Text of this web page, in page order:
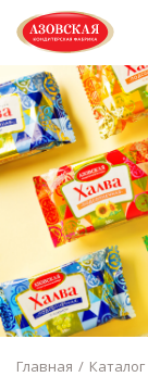
Главная Каталог